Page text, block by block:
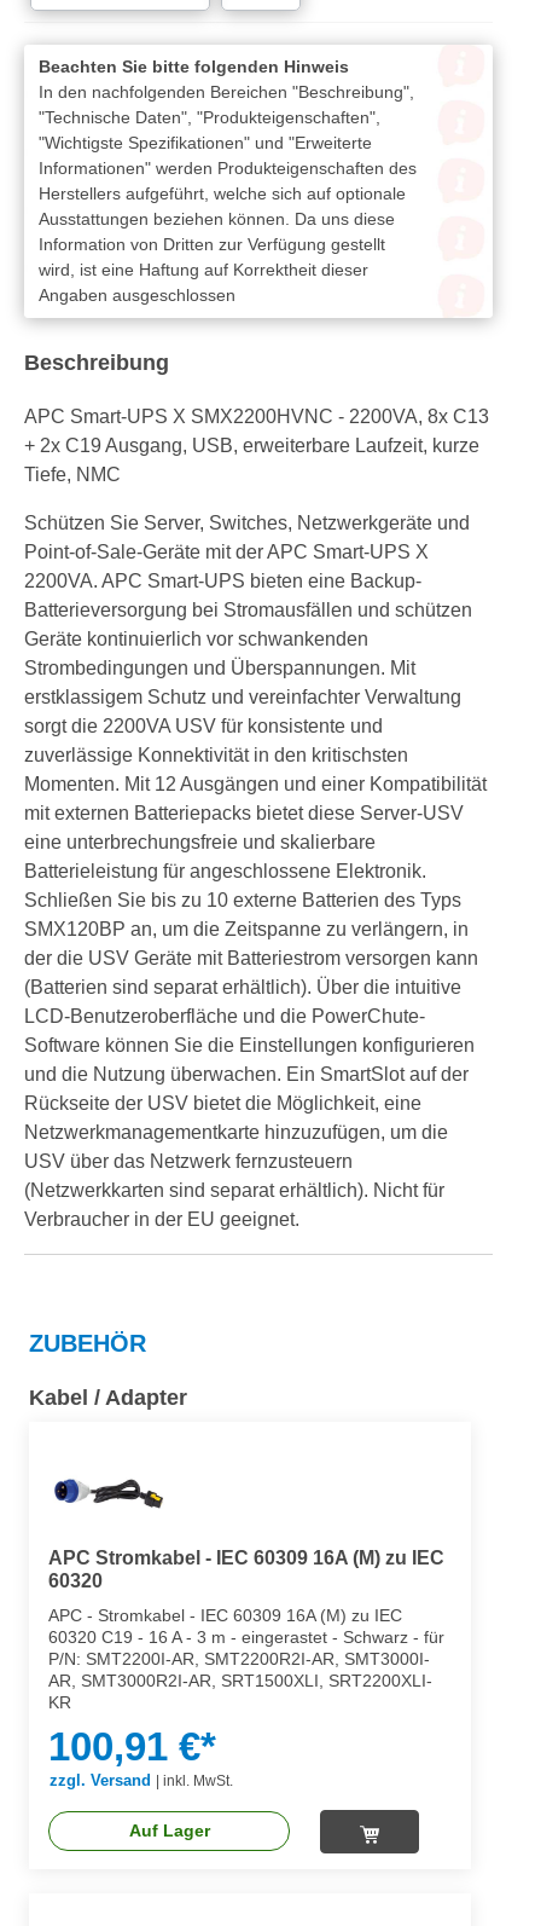
Beachten Sie bitte folgenden Hinweis
In den nachfolgenden Bereichen "Beschreibung",
"Technische Daten", "Produkteigenschaften",
"Wichtigste Spezifikationen" und "Erweiterte
Informationen" werden Produkteigenschaften des
Herstellers aufgeführt, welche sich auf optionale
Ausstattungen beziehen können. Da uns diese
Information von Dritten zur Verfügung gestellt
wird, ist eine Haftung auf Korrektheit dieser
Angaben ausgeschlossen
Beschreibung
APC Smart-UPS X SMX2200HVNC - 2200VA, 8x C13
+ 2x C19 Ausgang, USB, erweiterbare Laufzeit, kurze
Tiefe, NMC
Schützen Sie Server, Switches, Netzwerkgeräte und
Point-of-Sale-Geräte mit der APC Smart-UPS X
2200VA. APC Smart-UPS bieten eine Backup-
Batterieversorgung bei Stromausfällen und schützen
Geräte kontinuierlich vor schwankenden
Strombedingungen und Überspannungen. Mit
erstklassigem Schutz und vereinfachter Verwaltung
sorgt die 2200VA USV für konsistente und
zuverlässige Konnektivität in den kritischsten
Momenten. Mit 12 Ausgängen und einer Kompatibilität
mit externen Batteriepacks bietet diese Server-USV
eine unterbrechungsfreie und skalierbare
Batterieleistung für angeschlossene Elektronik.
Schließen Sie bis zu 10 externe Batterien des Typs
SMX120BP an, um die Zeitspanne zu verlängern, in
der die USV Geräte mit Batteriestrom versorgen kann
(Batterien sind separat erhältlich). Über die intuitive
LCD-Benutzeroberfläche und die PowerChute-
Software können Sie die Einstellungen konfigurieren
und die Nutzung überwachen. Ein SmartSlot auf der
Rückseite der USV bietet die Möglichkeit, eine
Netzwerkmanagementkarte hinzuzufügen, um die
USV über das Netzwerk fernzusteuern
(Netzwerkkarten sind separat erhältlich). Nicht für
Verbraucher in der EU geeignet.
ZUBEHÖR
Kabel / Adapter
APC Stromkabel - IEC 60309 16A (M) zu IEC
60320
APC - Stromkabel - IEC 60309 16A (M) zu IEC
60320 C19 - 16 A - 3 m - eingerastet - Schwarz - für
P/N: SMT2200I-AR, SMT2200R2I-AR, SMT3000I-
AR, SMT3000R2I-AR, SRT1500XLI, SRT2200XLI-
KR
100,91 €*
zzgl. Versand inkl. MwSt.
Auf Lager